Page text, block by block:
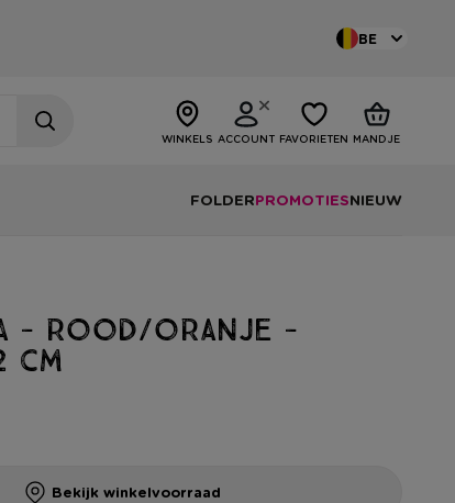
BE
WINKELS ACCOUNT FAVORIETEN MANDJE
FOLDERPROMOTIESNIEUW
- rood/oranje -
cm
Bekijk winkelvoorraad